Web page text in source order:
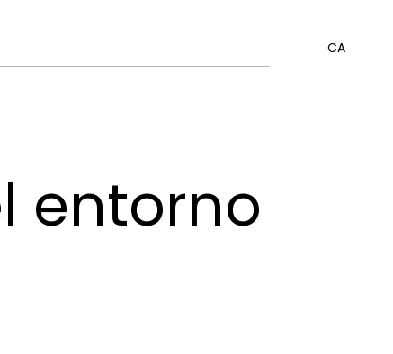
CA
entorno